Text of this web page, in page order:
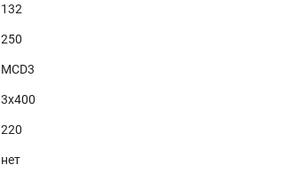
132
250
MCD3
3х400
220
нет